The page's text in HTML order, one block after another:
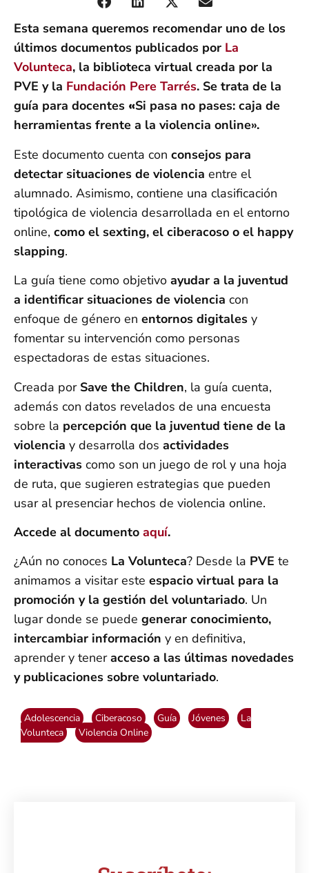
Esta semana queremos recomendar uno de los
últimos documentos publicados por La
Volunteca, la biblioteca virtual creada por la
PVE y la Fundación Pere Tarrés. Se trata de la
guía para docentes «Si pasa no pases: caja de
herramientas frente a la violencia online».
Este documento cuenta con consejos para
detectar situaciones de violencia entre el
alumnado. Asimismo, contiene una clasificación
tipológica de violencia desarrollada en el entorno
online, como el sexting, el ciberacoso o el happy
slapping.
La guía tiene como objetivo ayudar a la juventud
a identificar situaciones de violencia con
enfoque de género en entornos digitales y
fomentar su intervención como personas
espectadoras de estas situaciones.
Creada por Save the Children, la guía cuenta,
además con datos revelados de una encuesta
sobre la percepción que la juventud tiene de la
violencia y desarrolla dos actividades
interactivas como son un juego de rol y una hoja
de ruta, que sugieren estrategias que pueden
usar al presenciar hechos de violencia online.
Accede al documento aquí.
¿Aún no conoces La Volunteca? Desde la PVE te
animamos a visitar este espacio virtual para la
promoción y la gestión del voluntariado. Un
lugar donde se puede generar conocimiento,
intercambiar información y en definitiva,
aprender y teneracceso a las últimas novedades
y publicaciones sobre voluntariado.
Adolescencia Ciberacoso Guía Jóvenes
La
Volunteca
Violencia Online